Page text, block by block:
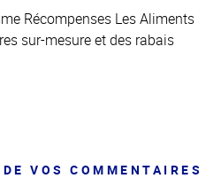
Récompenses Les Aliments
sur-mesure et des rabais
VOS COMMENTAIRES